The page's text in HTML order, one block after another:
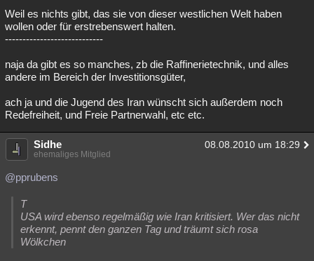
Weil es nichts gibt, das sie von dieser westlichen Welt haben
wollen oder für erstrebenswert halten.
----------------------------
naja da gibt es so manches, zb die Raffinerietechnik, und alles
andere im Bereich der Investitionsgüter,
ach ja und die Jugend des Iran wünscht sich außerdem noch
Redefreiheit, und Freie Partnerwahl, etc etc.
Sidhe 08.08.2010 um 18:29
ehemaliges Mitglied
@pprubens
T
USA wird ebenso regelmäßig wie Iran kritisiert. Wer das nicht
erkennt, pennt den ganzen Tag und träumt sich rosa
Wölkchen